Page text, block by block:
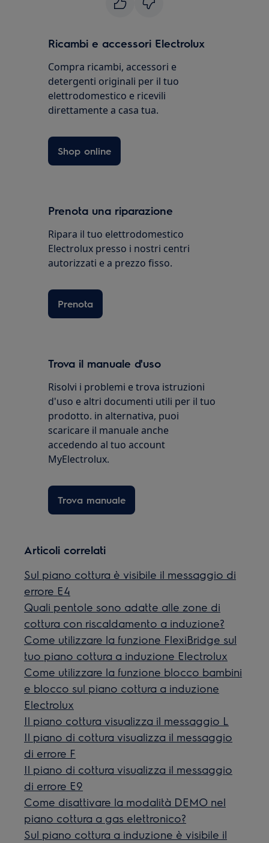
Ricambi e accessori Electrolux
Compra ricambi, accessori e
detergenti originali per il tuo
elettrodomestico e ricevili
direttamente a casa tua.
Shop online
Prenota una riparazione
Ripara il tuo elettrodomestico
Electrolux presso i nostri centri
autorizzati e a prezzo fisso.
Prenota
Trova il manuale d'uso
Risolvi i problemi e trova istruzioni
d'uso e altri documenti utili per il tuo
prodotto. in alternativa, puoi
scaricare il manuale anche
accedendo al tuo account
MyElectrolux.
Trova manuale
Articoli correlati
Sul piano cottura è visibile il messaggio di
errore E4
Quali pentole sono adatte alle zone di
cottura con riscaldamento a induzione?
Come utilizzare la funzione FlexiBridge sul
tuo piano cottura a induzione Electrolux
Come utilizzare la funzione blocco bambini
e blocco sul piano cottura a induzione
Electrolux
Il piano cottura visualizza il messaggio L
Il piano di cottura visualizza il messaggio
di errore F
Il piano di cottura visualizza il messaggio
di errore E9
Come disattivare la modalità DEMO nel
piano cottura a gas elettronico?
Sul piano cottura a induzione è visibile il